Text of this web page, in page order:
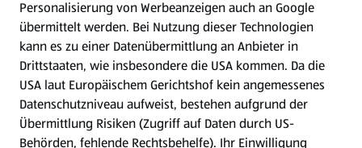
Meine Meinung. Mein HOFER.
Gutscheingroßbestellung
(öffnet in einem neuen Tab)
Folge uns hier:
Personalisierung von Werbeanzeigen auch an Google
übermittelt werden. Bei Nutzung dieser Technologien
kann es zu einer Datenübermittlung an Anbieter in
Drittstaaten, wie insbesondere die USA kommen. Da die
USA laut Europäischem Gerichtshof kein angemessenes
Datenschutzniveau aufweist, bestehen aufgrund der
Übermittlung Risiken (Zugriff auf Daten durch US-
Behörden, fehlende Rechtsbehelfe). Ihr Einwilligung